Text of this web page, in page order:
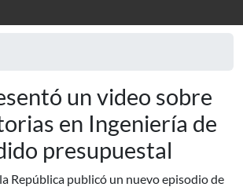
un video sobre
en Ingeniería de
presupuestal
República publicó un nuevo episodio de